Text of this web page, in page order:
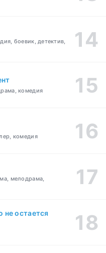
боевик, детектив,
комедия
комедия
мелодрама,
не остается